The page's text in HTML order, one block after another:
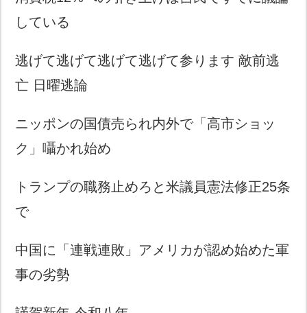
している
逃げて逃げて逃げて逃げて参ります 敵前逃
亡 日曜逃論
ニッポンの国債売られ内外で「高市ショッ
ク」囁かれ始め
トランプの職務止めろと米議員憲法修正25条
で
中国に「連戦連敗」アメリカが認め始めた軍
事の劣勢